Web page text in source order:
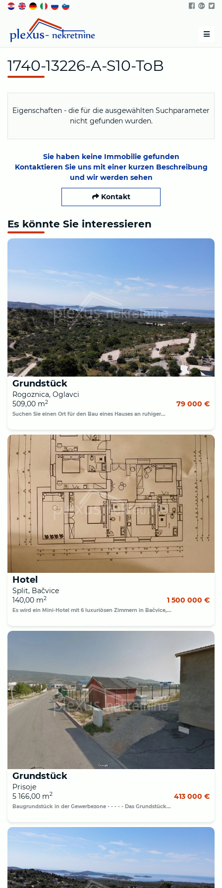
Menu
1740-13226-A-S10-ToB
Eigenschaften - die für die ausgewählten Suchparameter
nicht gefunden wurden.
Sie haben keine Immobilie gefunden
Kontaktieren Sie uns mit einer kurzen Beschreibung
und wir werden sehen
Kontakt
Es könnte Sie interessieren
Grundstück
Rogoznica, Oglavci
509,00 m2 79 000 €
Suchen Sie einen Ort für den Bau eines Hauses an ruhiger...
Hotel
Split, Bačvice
140,00 m2 1 500 000 €
Es wird ein Mini-Hotel mit 6 luxuriösen Zimmern in Bačvice,...
Grundstück
Prisoje
5 166,00 m2 413 000 €
Baugrundstück in der Gewerbezone - - - - - Das Grundstück...